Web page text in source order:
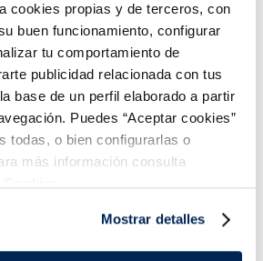
cookies propias y de terceros, con
buen funcionamiento, configurar
tu comportamiento de
publicidad relacionada con tus
base de un perfil elaborado a partir
Puedes “Aceptar cookies”
todas, o bien configurarlas o
más información consulta
Mostrar detalles
un menú de 10!